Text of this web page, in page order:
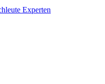
Experten